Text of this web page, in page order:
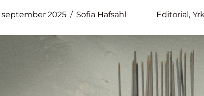
september 2025 Sofia Hafsahl Editorial,